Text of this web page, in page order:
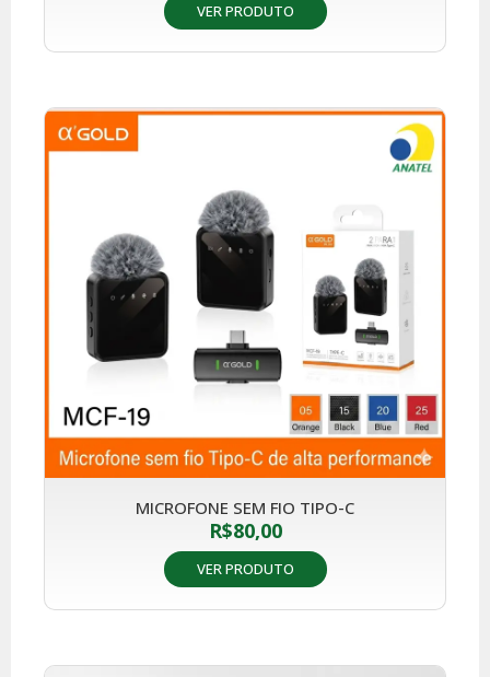
VER PRODUTO
MICROFONE SEM FIO TIPO-C
R$80,00
VER PRODUTO